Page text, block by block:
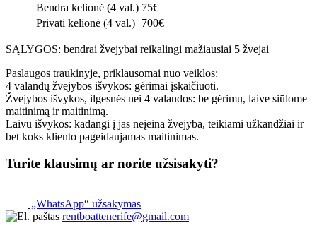
Bendra kelionė (4 val.) 75€
Privati kelionė (4 val.) 700€
SĄLYGOS: bendrai žvejybai reikalingi mažiausiai 5 žvejai
Paslaugos traukinyje, priklausomai nuo veiklos:
4 valandų žvejybos išvykos: gėrimai įskaičiuoti.
Žvejybos išvykos, ilgesnės nei 4 valandos: be gėrimų, laive siūlome
maitinimą ir maitinimą.
Laivu išvykos: kadangi į jas neįeina žvejyba, teikiami užkandžiai ir
bet koks kliento pageidaujamas maitinimas.
Turite klausimų ar norite užsisakyti?
„WhatsApp“ užsakymas
rentboattenerife@gmail.com